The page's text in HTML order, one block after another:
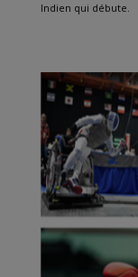
Indien qui débute.